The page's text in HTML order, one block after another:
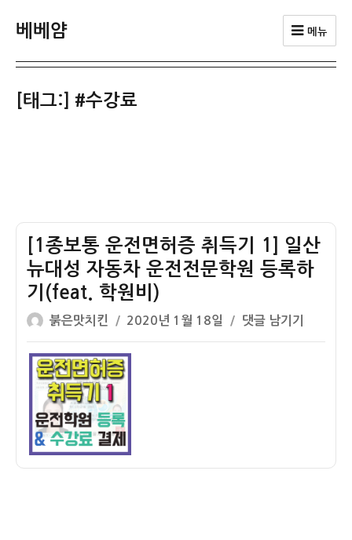
베베얌 메뉴
[태그:] #수강료
[1종보통 운전면허증 취득기 1] 일산
뉴대성 자동차 운전전문학원 등록하
기(feat. 학원비)
글
쓴
이
붉은맛치킨
작
성
일
2020년 1월 18일
[1
종
댓글 남기기